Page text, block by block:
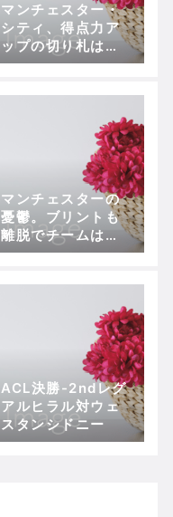
マンチェスター・
シティ、得点力ア
ップの切り札はス
ォンジーのストラ
マンチェスターの
憂鬱。ブリントも
離脱でチームは火
の車に
ACL決勝-2ndレグ
アルヒラル対ウェ
スタンシドニー